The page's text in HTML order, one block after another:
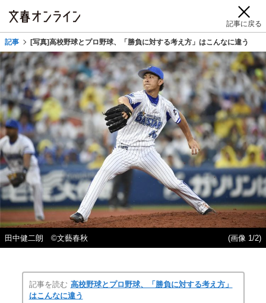
記事に戻る
記事 [写真]高校野球とプロ野球、「勝負に対する考え方」はこんなに違う
田中健二朗 ©文藝春秋 (画像 1/2)
記事を読む 高校野球とプロ野球、「勝負に対する考え方」
はこんなに違う